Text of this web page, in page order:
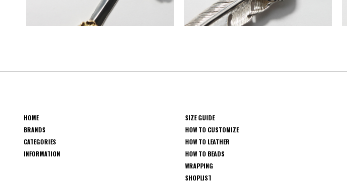
HOME
BRANDS
CATEGORIES
INFORMATION
SIZE GUIDE
HOW TO CUSTOMIZE
HOW TO LEATHER
HOW TO BEADS
WRAPPING
SHOPLIST